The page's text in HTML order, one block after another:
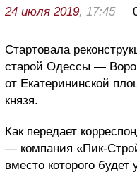
24 июля 2019, 17:45
Стартовала
старой Одессы —
от Екатерининской
князя.
Как передает
— компания «Пик-
вместо которого